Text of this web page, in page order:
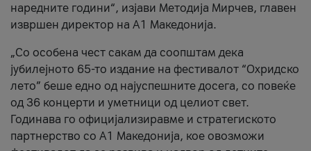
наредните години“, изјави Методија Мирчев, главен
извршен директор на A1 Македонија.
„Со особена чест сакам да соопштам дека
јубилејното 65-то издание на фестивалот “Охридско
лето” беше едно од најуспешните досега, со повеќе
од 36 концерти и уметници од целиот свет.
Годинава го официјализиравме и стратегиското
партнерство со А1 Македонија, кое овозможи